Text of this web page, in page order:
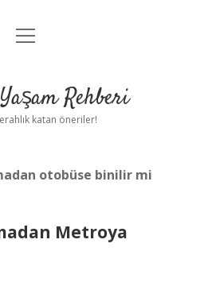
Anasayfa
Uyarı
menüyü
Rehberi
katan öneriler!
otobüse binilir mi
Metroya